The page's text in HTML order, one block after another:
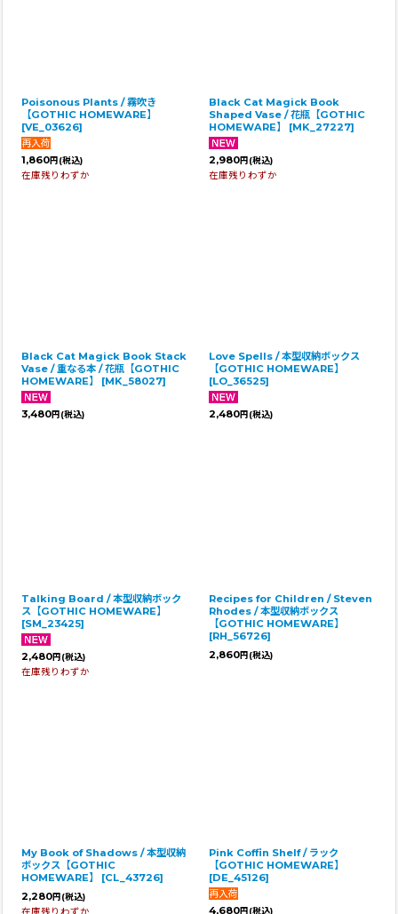
Poisonous Plants / 霧吹き
【GOTHIC HOMEWARE】
[VE_03626]
1,860円 (税込)
在庫残りわずか
Black Cat Magick Book
Shaped Vase / 花瓶【GOTHIC
HOMEWARE】
[MK_27227]
2,980円 (税込)
在庫残りわずか
Black Cat Magick Book Stack
Vase / 重なる本 / 花瓶【GOTHIC
HOMEWARE】
[MK_58027]
3,480円 (税込)
Love Spells / 本型収納ボックス
【GOTHIC HOMEWARE】
[LO_36525]
2,480円 (税込)
Talking Board / 本型収納ボック
ス【GOTHIC HOMEWARE】
[SM_23425]
2,480円 (税込)
在庫残りわずか
Recipes for Children / Steven
Rhodes / 本型収納ボックス
【GOTHIC HOMEWARE】
[RH_56726]
2,860円 (税込)
My Book of Shadows / 本型収納
ボックス【GOTHIC
HOMEWARE】
[CL_43726]
2,280円 (税込)
Pink Coffin Shelf / ラック
【GOTHIC HOMEWARE】
[DE_45126]
4,680円 (税込)